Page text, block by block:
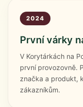
2024
První várky
V Korytárkách na
první provozovně.
značka a produkt,
zákazníkům.